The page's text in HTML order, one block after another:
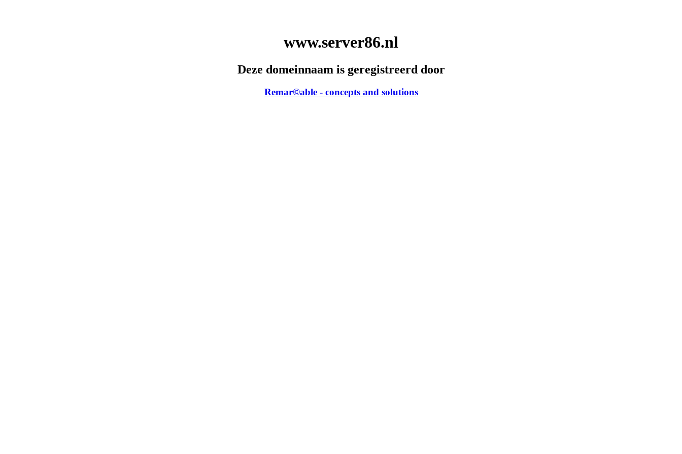
www.server86.nl
Deze domeinnaam is geregistreerd door
Remar©able - concepts and solutions